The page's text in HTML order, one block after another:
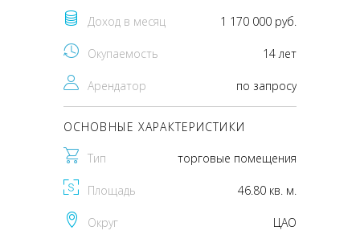
Доход в месяц 1 170 000 руб.
Окупаемость 14 лет
Арендатор по запросу
ОСНОВНЫЕ ХАРАКТЕРИСТИКИ
Тип торговые помещения
Площадь 46.80 кв. м.
Округ ЦАО